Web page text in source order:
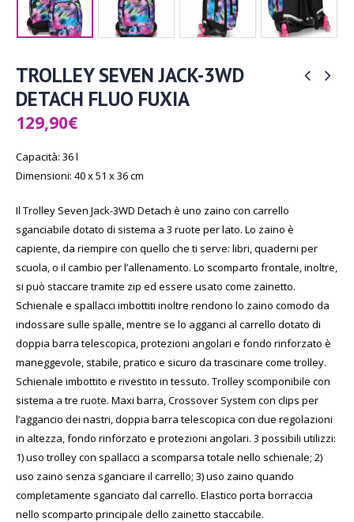
TROLLEY SEVEN JACK-3WD
DETACH FLUO FUXIA
129,90€
Capacità: 36 l
Dimensioni: 40 x 51 x 36 cm
Il Trolley Seven Jack-3WD Detach è uno zaino con carrello
sganciabile dotato di sistema a 3 ruote per lato. Lo zaino è
capiente, da riempire con quello che ti serve: libri, quaderni per
scuola, o il cambio per l’allenamento. Lo scomparto frontale, inoltre,
si può staccare tramite zip ed essere usato come zainetto.
Schienale e spallacci imbottiti inoltre rendono lo zaino comodo da
indossare sulle spalle, mentre se lo agganci al carrello dotato di
doppia barra telescopica, protezioni angolari e fondo rinforzato è
maneggevole, stabile, pratico e sicuro da trascinare come trolley.
Schienale imbottito e rivestito in tessuto. Trolley scomponibile con
sistema a tre ruote. Maxi barra, Crossover System con clips per
l’aggancio dei nastri, doppia barra telescopica con due regolazioni
in altezza, fondo rinforzato e protezioni angolari. 3 possibili utilizzi:
1) uso trolley con spallacci a scomparsa totale nello schienale; 2)
uso zaino senza sganciare il carrello; 3) uso zaino quando
completamente sganciato dal carrello. Elastico porta borraccia
nello scomparto principale dello zainetto staccabile.